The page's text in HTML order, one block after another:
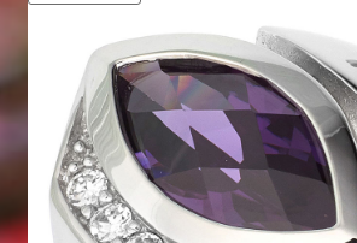
Datenschutz
Geschenke zu Ostern 2023
Geschenke zu Ostern 2024
Geschenkideen für Weihnachten 2022